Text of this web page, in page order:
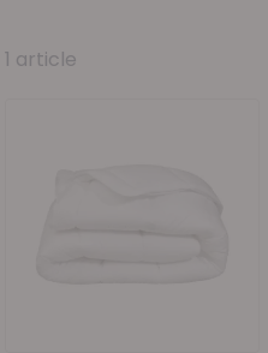
1 article